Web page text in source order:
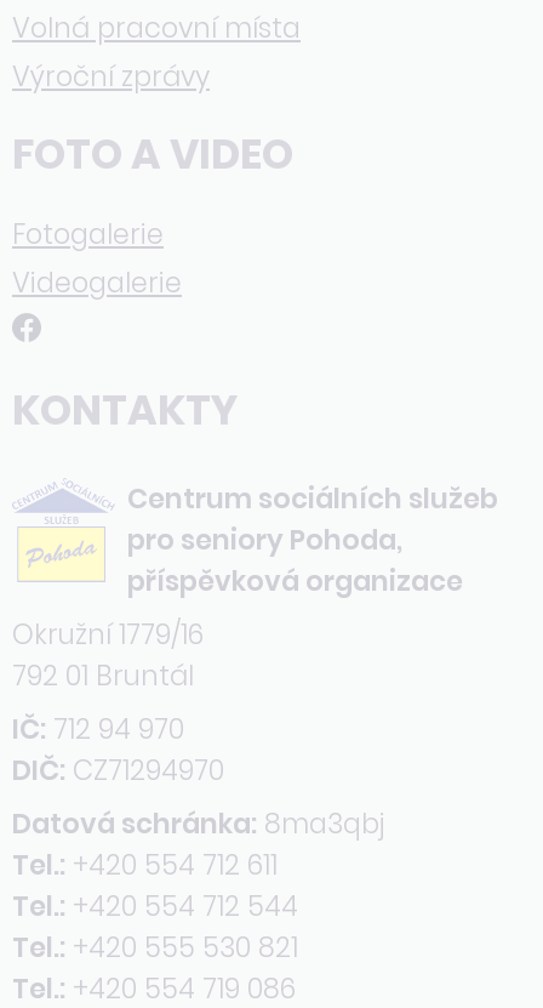
Volná pracovní místa
Výroční zprávy
FOTO A VIDEO
Fotogalerie
Videogalerie
KONTAKTY
Centrum sociálních služeb
pro seniory Pohoda,
příspěvková organizace
Okružní 1779/16
792 01 Bruntál
IČ: 712 94 970
DIČ: CZ71294970
Datová schránka: 8ma3qbj
Tel.: +420 554 712 611
Tel.: +420 554 712 544
Tel.: +420 555 530 821
Tel.: +420 554 719 086